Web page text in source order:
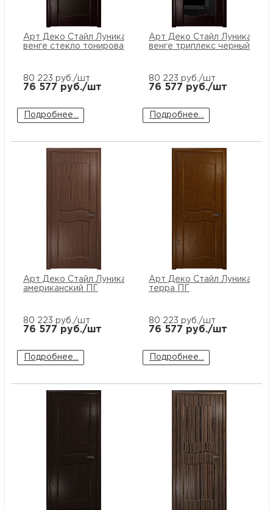
Арт Деко Стайл Луника-6
венге стекло тонированное
80 223 руб./шт
76 577 руб./шт
Подробнее...
Арт Деко Стайл Луника-6
венге триплекс черный
80 223 руб./шт
76 577 руб./шт
Подробнее...
Арт Деко Стайл Луника-6 орех
американский ПГ
80 223 руб./шт
76 577 руб./шт
Подробнее...
Арт Деко Стайл Луника-6
терра ПГ
80 223 руб./шт
76 577 руб./шт
Подробнее...